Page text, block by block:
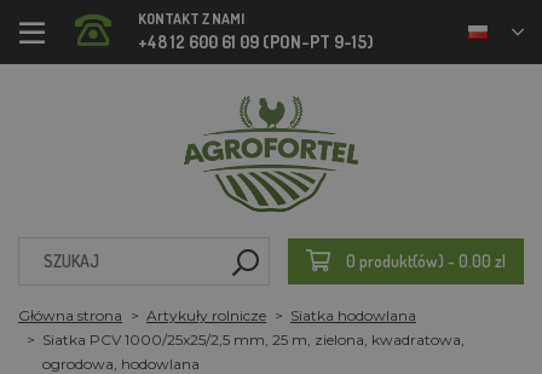
KONTAKT Z NAMI
+48 12 600 61 09 (PON-PT 9-15)
0 produkt(ów) - 0.00 zl
Główna strona Artykuły rolnicze
Siatka hodowlana
Siatka PCV 1000/25x25/2,5 mm, 25 m, zielona, kwadratowa,
ogrodowa, hodowlana